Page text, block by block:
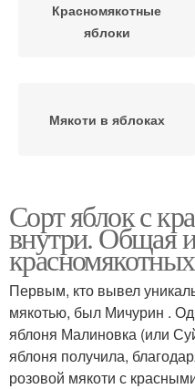
Красномякотные
яблоки
Мякоти в яблоках
Яблоки для
подмосковья
Горечь в яблоках
Сорт яблок с
внутри. Общая
Первым, кто вывел
мякотью, был Мичурин .
яблоня Малиновка (или
яблоня получила,
розовой мякоти с